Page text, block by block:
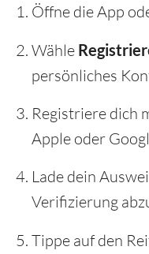
Öffne die App
Wähle
persönliches
Registriere dich
Apple oder
Lade dein
Verifizierung
Tippe auf den